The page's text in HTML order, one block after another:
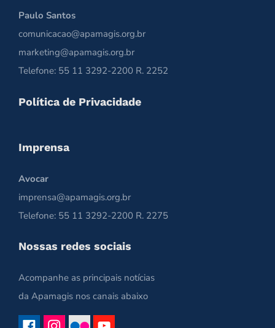
Paulo Santos
comunicacao@apamagis.org.br
marketing@apamagis.org.br
Telefone: 55 11 3292-2200 R. 2252
Política de Privacidade
Imprensa
Avocar
imprensa@apamagis.org.br
Telefone: 55 11 3292-2200 R. 2275
Nossas redes sociais
Acompanhe as principais notícias
da Apamagis nos canais abaixo